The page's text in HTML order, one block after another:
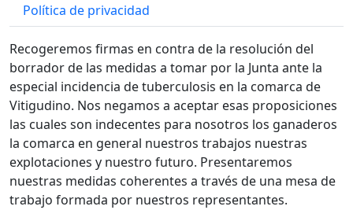
Política de privacidad
Recogeremos firmas en contra de la resolución del
borrador de las medidas a tomar por la Junta ante la
especial incidencia de tuberculosis en la comarca de
Vitigudino. Nos negamos a aceptar esas proposiciones
las cuales son indecentes para nosotros los ganaderos
la comarca en general nuestros trabajos nuestras
explotaciones y nuestro futuro. Presentaremos
nuestras medidas coherentes a través de una mesa de
trabajo formada por nuestros representantes.